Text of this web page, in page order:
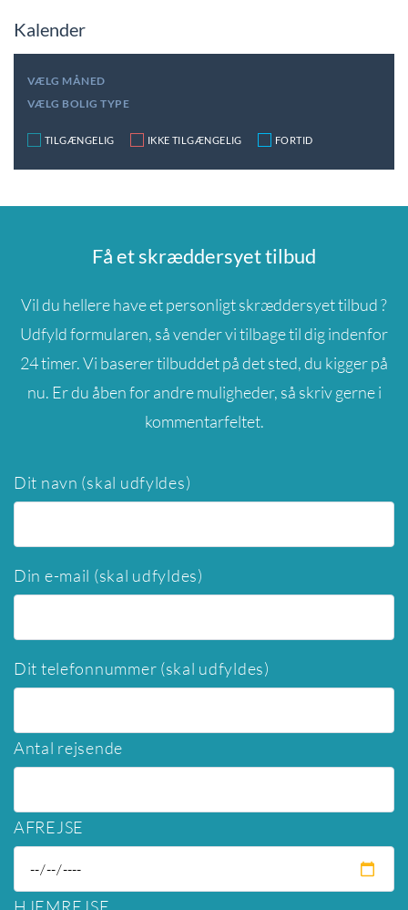
Kalender
VÆLG MÅNED
VÆLG BOLIG TYPE
TILGÆNGELIG IKKE TILGÆNGELIG FORTID
Få et skræddersyet tilbud
Vil du hellere have et personligt skræddersyet tilbud ?
Udfyld formularen, så vender vi tilbage til dig indenfor
24 timer. Vi baserer tilbuddet på det sted, du kigger på
nu. Er du åben for andre muligheder, så skriv gerne i
kommentarfeltet.
Dit navn (skal udfyldes)
Din e-mail (skal udfyldes)
Dit telefonnummer (skal udfyldes)
Antal rejsende
AFREJSE